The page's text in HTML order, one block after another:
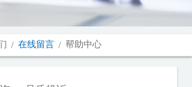
/ 在线留言 / 帮助中心